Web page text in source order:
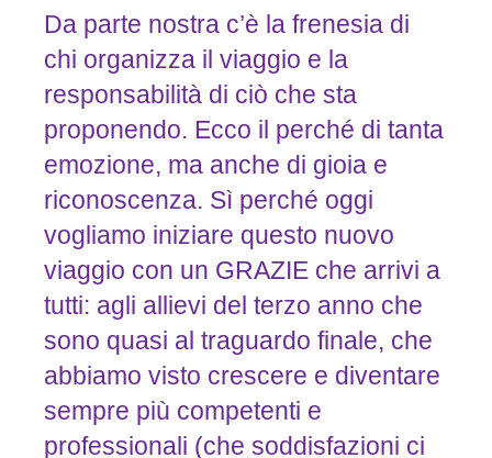
Da parte nostra c’è la frenesia di
chi organizza il viaggio e la
responsabilità di ciò che sta
proponendo. Ecco il perché di tanta
emozione, ma anche di gioia e
riconoscenza. Sì perché oggi
vogliamo iniziare questo nuovo
viaggio con un GRAZIE che arrivi a
tutti: agli allievi del terzo anno che
sono quasi al traguardo finale, che
abbiamo visto crescere e diventare
sempre più competenti e
professionali (che soddisfazioni ci